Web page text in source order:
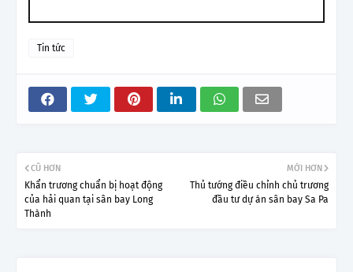
Tin tức
MỚI HƠN
Thủ tướng điều chỉnh chủ trương
đầu tư dự án sân bay Sa Pa
CŨ HƠN
Khẩn trương chuẩn bị hoạt động
của hải quan tại sân bay Long
Thành